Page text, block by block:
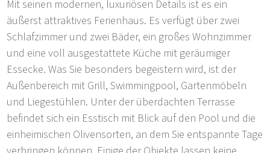
Mit seinen modernen, luxuriösen Details ist es ein
äußerst attraktives Ferienhaus. Es verfügt über zwei
Schlafzimmer und zwei Bäder, ein großes Wohnzimmer
und eine voll ausgestattete Küche mit geräumiger
Essecke. Was Sie besonders begeistern wird, ist der
Außenbereich mit Grill, Swimmingpool, Gartenmöbeln
und Liegestühlen. Unter der überdachten Terrasse
befindet sich ein Esstisch mit Blick auf den Pool und die
einheimischen Olivensorten, an dem Sie entspannte Tage